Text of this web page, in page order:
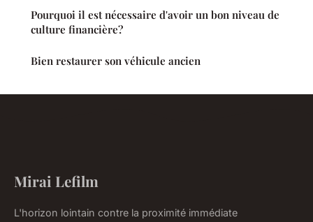
Pourquoi il est nécessaire d'avoir un bon niveau de
culture financière?
Bien restaurer son véhicule ancien
Mirai Lefilm
L'horizon lointain contre la proximité immédiate